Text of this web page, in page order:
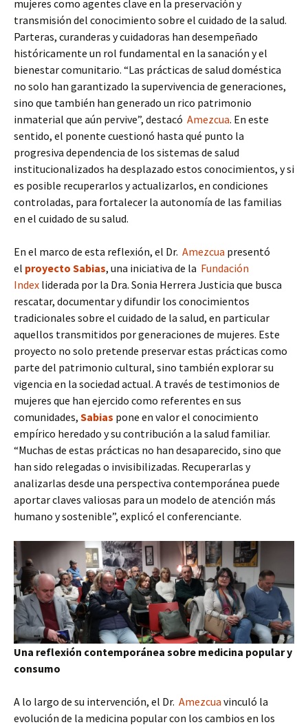
mujeres como agentes clave en la preservación y
transmisión del conocimiento sobre el cuidado de la salud.
Parteras, curanderas y cuidadoras han desempeñado
históricamente un rol fundamental en la sanación y el
bienestar comunitario. “Las prácticas de salud doméstica
no solo han garantizado la supervivencia de generaciones,
sino que también han generado un rico patrimonio
inmaterial que aún pervive”, destacó Amezcua. En este
sentido, el ponente cuestionó hasta qué punto la
progresiva dependencia de los sistemas de salud
institucionalizados ha desplazado estos conocimientos, y si
es posible recuperarlos y actualizarlos, en condiciones
controladas, para fortalecer la autonomía de las familias
en el cuidado de su salud.
En el marco de esta reflexión, el Dr. Amezcua presentó
el proyecto Sabias, una iniciativa de la Fundación
Index liderada por la Dra. Sonia Herrera Justicia que busca
rescatar, documentar y difundir los conocimientos
tradicionales sobre el cuidado de la salud, en particular
aquellos transmitidos por generaciones de mujeres. Este
proyecto no solo pretende preservar estas prácticas como
parte del patrimonio cultural, sino también explorar su
vigencia en la sociedad actual. A través de testimonios de
mujeres que han ejercido como referentes en sus
comunidades, Sabias pone en valor el conocimiento
empírico heredado y su contribución a la salud familiar.
“Muchas de estas prácticas no han desaparecido, sino que
han sido relegadas o invisibilizadas. Recuperarlas y
analizarlas desde una perspectiva contemporánea puede
aportar claves valiosas para un modelo de atención más
humano y sostenible”, explicó el conferenciante.
Una reflexión contemporánea sobre medicina popular y
consumo
A lo largo de su intervención, el Dr. Amezcua vinculó la
evolución de la medicina popular con los cambios en los